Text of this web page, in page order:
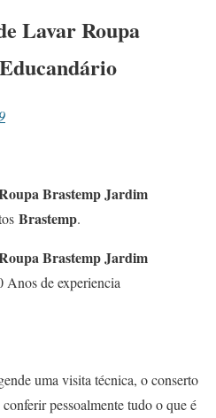
Lavar Roupa
Brastemp Jardim
Brastemp.
Brastemp Jardim
Anos de experiencia
uma visita técnica, o conserto
pessoalmente tudo o que é